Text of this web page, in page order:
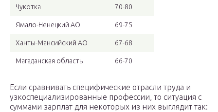
Чукотка 70-80
Ямало-Ненецкий АО 69-75
Ханты-Мансийский АО 67-68
Магаданская область 66-70
Если сравнивать специфические отрасли труда и
узкоспециализированные профессии, то ситуация с
суммами зарплат для некоторых из них выглядит так: